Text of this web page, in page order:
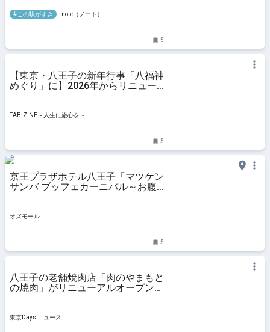
#この駅がすき note（ノート）
5
【東京・八王子の新年行事「八福神
めぐり」に】2026年からリニュー
TABIZINE～人生に旅心を～
5
京王プラザホテル八王子「マツケン
サンバ ブッフェカーニバル～お腹
オズモール
5
八王子の老舗焼肉店「肉のやまもと
の焼肉」がリニューアルオープン！
東京Days ニュース